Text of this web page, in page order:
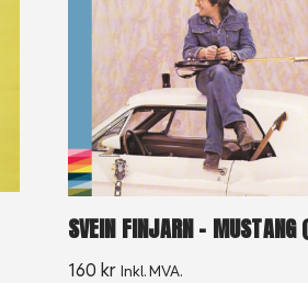
SVEIN FINJARN – MUSTANG
160 kr Inkl. MVA.